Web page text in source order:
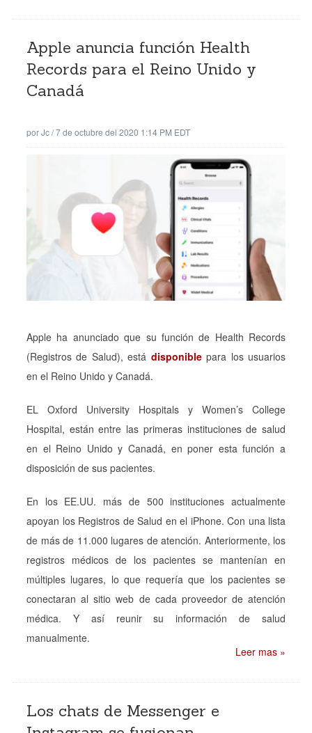
Apple anuncia función Health
Records para el Reino Unido y
Canadá
porJc/7 de octubre del 2020 1:14 PM EDT
Apple ha anunciado que su función de Health Records
(Registros de Salud), está disponible para los usuarios
en el Reino Unido y Canadá.
EL Oxford University Hospitals y Women’s College
Hospital, están entre las primeras instituciones de salud
en el Reino Unido y Canadá, en poner esta función a
disposición de sus pacientes.
En los EE.UU. más de 500 instituciones actualmente
apoyan los Registros de Salud en el iPhone. Con una lista
de más de 11.000 lugares de atención. Anteriormente, los
registros médicos de los pacientes se mantenían en
múltiples lugares, lo que requería que los pacientes se
conectaran al sitio web de cada proveedor de atención
médica. Y así reunir su información de salud
manualmente.
Leer mas »
Los chats de Messenger e